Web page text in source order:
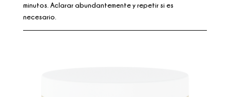
minutos. Aclarar abundantemente y repetir si es
necesario.